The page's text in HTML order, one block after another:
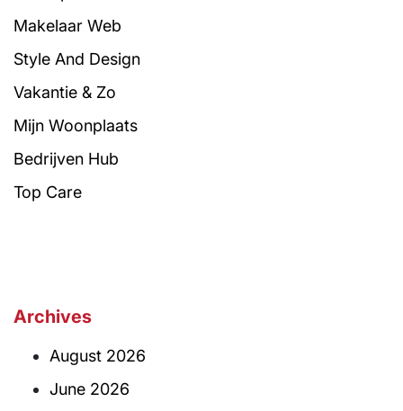
Makelaar Web
Style And Design
Vakantie & Zo
Mijn Woonplaats
Bedrijven Hub
Top Care
Archives
August 2026
June 2026